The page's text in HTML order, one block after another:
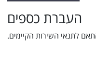
העברת כספים
לתנאי השירות הקיימים.